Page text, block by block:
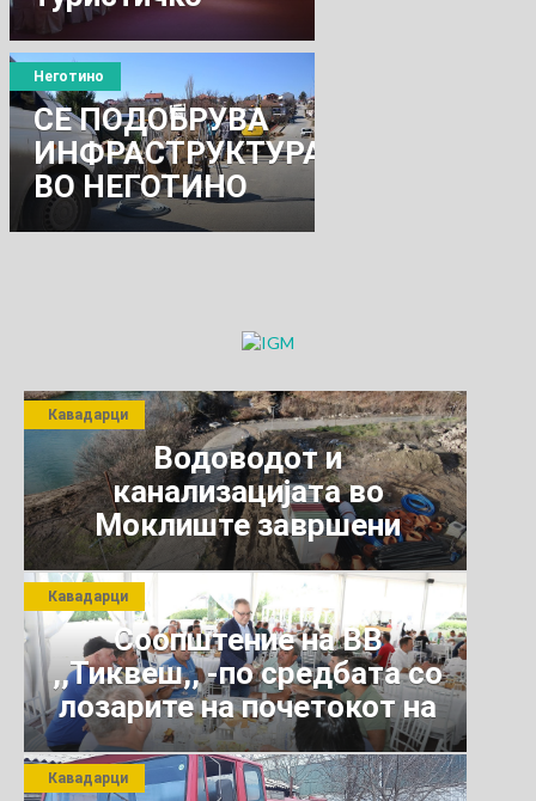
угостителски
бум
СЕ ПОДОБРУВА
ИНФРАСТРУКТУРАТА
ВО НЕГОТИНО
Неготино
Водоводот и
канализацијата во
Моклиште завршени
Кавадарци
Соопштение на ВВ
,,Тиквеш,, -по средбата со
лозарите на почетокот на
јули 2026 г.
Кавадарци
Кавадарци